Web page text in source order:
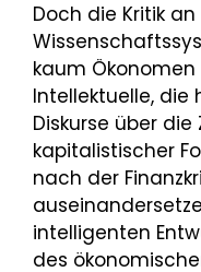
Doch die Kritik
kaum
Intellektuelle,
Diskurse über
kapitalistischer
nach der
intelligenten
des